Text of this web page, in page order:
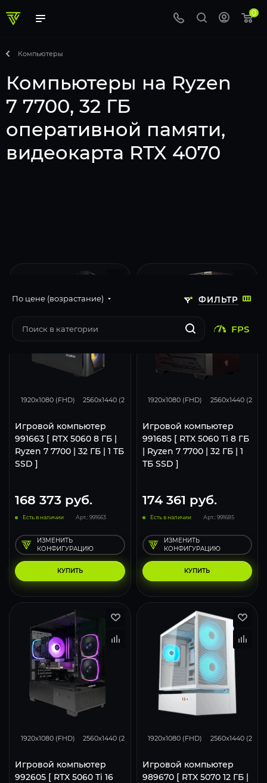
0
Компьютеры
Компьютеры на Ryzen
7 7700, 32 ГБ
оперативной памяти,
видеокарта RTX 4070
ФИЛЬТР
По цене (возрастание)
FPS
1920x1080 (FHD) 2560x1440 (2K) 3840x2160 (4K)
Игровой компьютер
991663 [ RTX 5060 8 ГБ |
Ryzen 7 7700 | 32 ГБ | 1 ТБ
SSD ]
168 373 руб.
Есть в наличии Арт.: 991663
КУПИТЬ
ИЗМЕНИТЬ
КОНФИГУРАЦИЮ
1920x1080 (FHD) 2560x1440 (2K)
Игровой компьютер
991685 [ RTX 5060 Ti 8 ГБ
| Ryzen 7 7700 | 32 ГБ | 1
ТБ SSD ]
174 361 руб.
Есть в наличии Арт.: 991685
КУПИТЬ
ИЗМЕНИТЬ
КОНФИГУРАЦИЮ
1920x1080 (FHD) 2560x1440 (2K) 3840x2160 (4K)
Игровой компьютер
992605 [ RTX 5060 Ti 16
1920x1080 (FHD) 2560x1440 (2K)
Игровой компьютер
989670 [ RTX 5070 12 ГБ |